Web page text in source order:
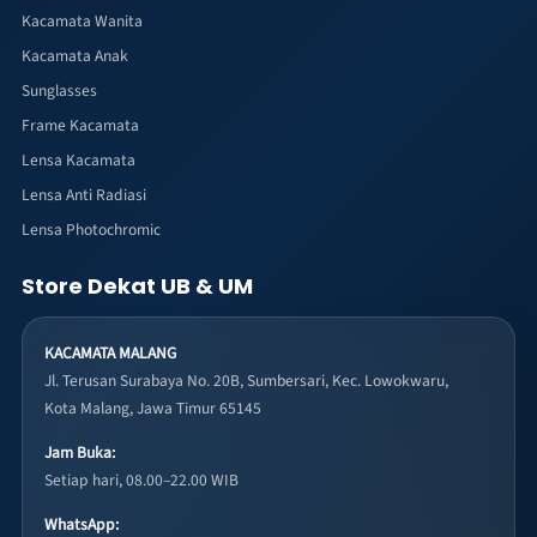
Kacamata Wanita
Kacamata Anak
Sunglasses
Frame Kacamata
Lensa Kacamata
Lensa Anti Radiasi
Lensa Photochromic
Store Dekat UB & UM
KACAMATA MALANG
Jl. Terusan Surabaya No. 20B, Sumbersari, Kec. Lowokwaru,
Kota Malang, Jawa Timur 65145
Jam Buka:
Setiap hari, 08.00–22.00 WIB
WhatsApp: